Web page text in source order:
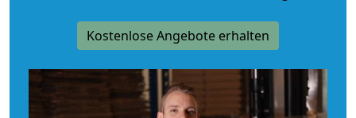
Kostenlose Angebote erhalten